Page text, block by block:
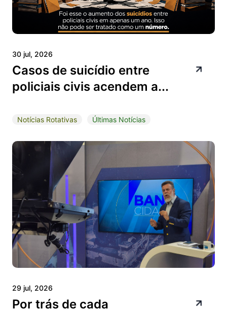
30 jul, 2026
Casos de suicídio entre
policiais civis acendem a...
Notícias Rotativas Últimas Notícias
29 jul, 2026
Por trás de cada